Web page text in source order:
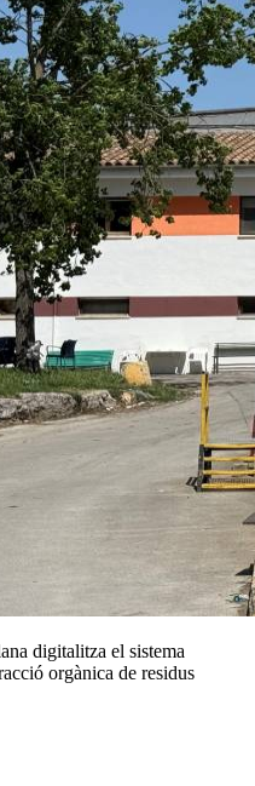
digitalitza el sistema
orgànica de residus